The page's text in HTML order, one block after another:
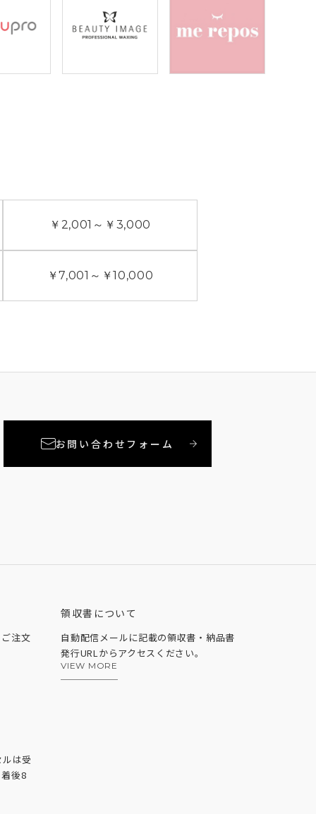
￥2,001 ～ ￥3,000
￥7,001 ～ ￥10,000
お問い合わせフォーム
注文
領収書について
自動配信メールに記載の領収書・納品書
発行URLからアクセスください。
VIEW MORE
は受
後8